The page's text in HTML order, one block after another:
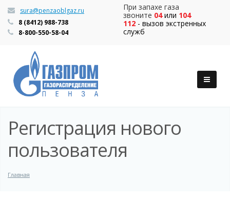
sura@penzaoblgaz.ru
8 (8412) 988-738
8-800-550-58-04
При запахе газа
звоните 04 или 104
112 - вызов экстренных
служб
Регистрация нового
пользователя
Главная